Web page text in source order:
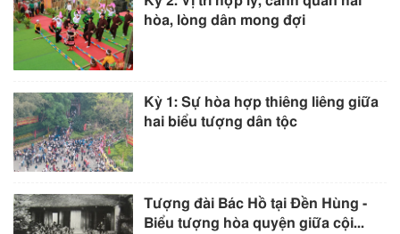
hòa, lòng dân mong đợi
Kỳ 1: Sự hòa hợp thiêng liêng giữa
hai biểu tượng dân tộc
Tượng đài Bác Hồ tại Đền Hùng -
Biểu tượng hòa quyện giữa cội...